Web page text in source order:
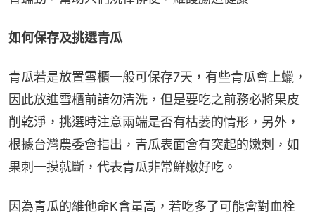
如何保存及挑選青瓜
青瓜若是放置雪櫃一般可保存7天，有些青瓜會上蠟，
因此放進雪櫃前請勿清洗，但是要吃之前務必將果皮
削乾淨，挑選時注意兩端是否有枯萎的情形，另外，
根據台灣農委會指出，青瓜表面會有突起的嫩刺，如
果刺一摸就斷，代表青瓜非常鮮嫩好吃。
因為青瓜的維他命K含量高，若吃多了可能會對血栓